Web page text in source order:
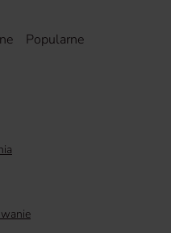
Popularne